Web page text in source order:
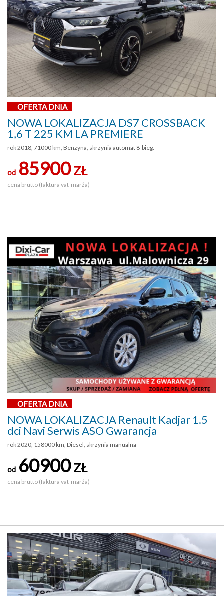
OFERTA DNIA
NOWA LOKALIZACJA DS7 CROSSBACK
1,6 T 225 KM LA PREMIERE
rok 2018, 71000 km, Benzyna, skrzynia automat 8-bieg.
od 85900ZŁ
cena brutto (faktura vat-marża)
OFERTA DNIA
NOWA LOKALIZACJA Renault Kadjar 1.5
dci Navi Serwis ASO Gwarancja
rok 2020, 158000 km, Diesel, skrzynia manualna
od 60900ZŁ
cena brutto (faktura vat-marża)